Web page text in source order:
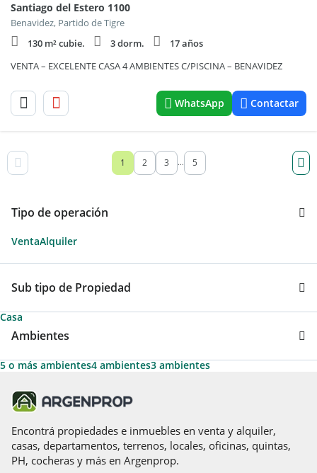
Santiago del Estero 1100
Benavidez, Partido de Tigre
130 m² cubie.
3 dorm.
17 años
VENTA – EXCELENTE CASA 4 AMBIENTES C/PISCINA – BENAVIDEZ
WhatsApp Contactar
1 2 3 ... 5
Tipo de operación
VentaAlquiler
Sub tipo de Propiedad
Casa
Ambientes
5 o más ambientes4 ambientes3 ambientes
Encontrá propiedades e inmuebles en venta y alquiler,
casas, departamentos, terrenos, locales, oficinas, quintas,
PH, cocheras y más en Argenprop.